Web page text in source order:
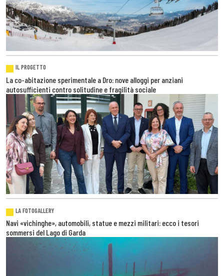
IL PROGETTO
La co-abitazione sperimentale a Dro: nove alloggi per anziani
autosufficienti contro solitudine e fragilità sociale
LA FOTOGALLERY
Navi «vichinghe», automobili, statue e mezzi militari: ecco i tesori
sommersi del Lago di Garda